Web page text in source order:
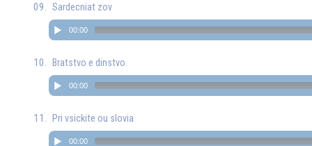
Sardecniat zov
00:00
Bratstvo e dinstvo
00:00
Pri vsickite ou slovia
00:00